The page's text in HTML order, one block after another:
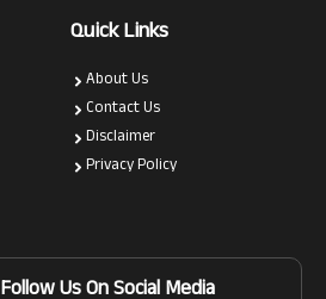
Quick Links
About Us
Contact Us
Disclaimer
Privacy Policy
Follow Us On Social Media